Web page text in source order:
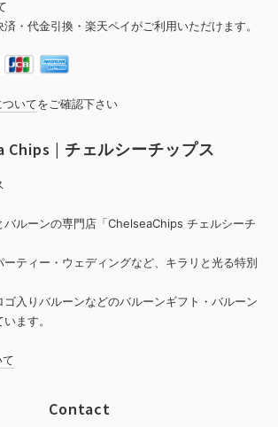
・代金引換・楽天ペイがご利用いただけます。
いてをご確認下さい
Chips | チェルシーチップス
バルーンの専門店「ChelseaChips チェルシーチ
ーティー・ウェディングなど、キラリと光る特別
入りバルーンなどのバルーンギフト・バルーン
ます。
Contact